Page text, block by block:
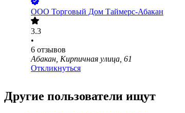
ООО Торговый Дом Таймерс-Абакан
3.3
•
6 отзывов
Абакан, Кирпичная улица, 61
Откликнуться
Другие пользователи ищут